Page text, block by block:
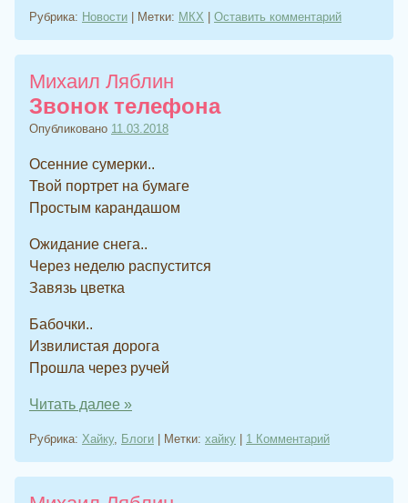
Рубрика: Новости Метки: МКХ Оставить комментарий
Михаил Ляблин
Звонок телефона
Опубликовано 11.03.2018
Осенние сумерки..
Твой портрет на бумаге
Простым карандашом
Ожидание снега..
Через неделю распустится
Завязь цветка
Бабочки..
Извилистая дорога
Прошла через ручей
Читать далее »
Рубрика: Хайку, Блоги Метки: хайку 1 Комментарий